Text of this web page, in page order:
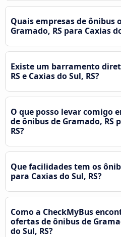
Quais empresas de ônibus
Gramado, RS para Caxias
Existe um barramento
RS e Caxias do Sul, RS?
O que posso levar comigo
de ônibus de Gramado, RS
RS?
Que facilidades tem os
para Caxias do Sul, RS?
Como a CheckMyBus
ofertas de ônibus de
do Sul, RS?